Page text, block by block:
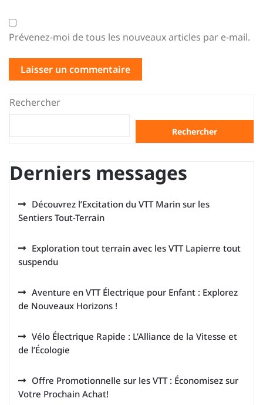
Prévenez-moi de tous les nouveaux articles par e-mail.
Rechercher
Rechercher
Derniers messages
Découvrez l’Excitation du VTT Marin sur les
Sentiers Tout-Terrain
Exploration tout terrain avec les VTT Lapierre tout
suspendu
Aventure en VTT Électrique pour Enfant : Explorez
de Nouveaux Horizons !
Vélo Électrique Rapide : L’Alliance de la Vitesse et
de l’Écologie
Offre Promotionnelle sur les VTT : Économisez sur
Votre Prochain Achat!